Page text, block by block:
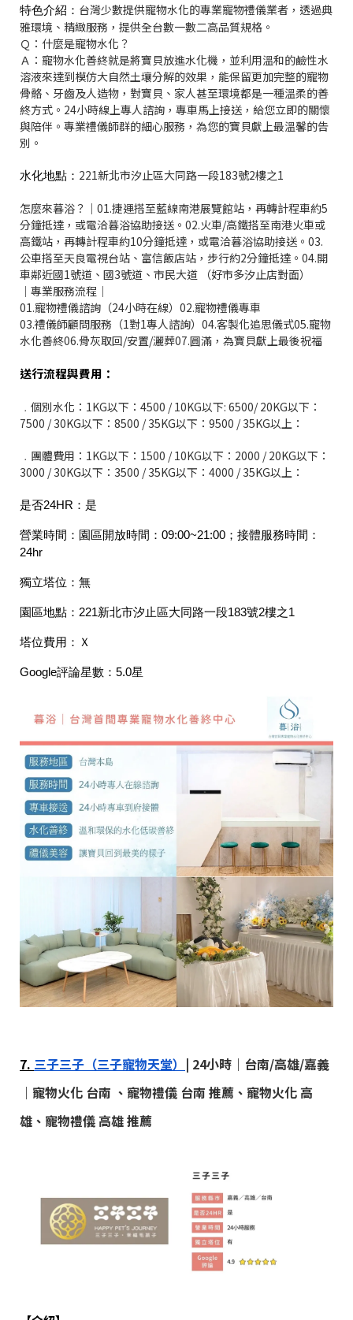
特色介紹： 台灣少數提供寵物水化的專業寵物禮儀業者，透過典
雅環境、精緻服務，提供全台數一數二高品質規格。
Ｑ：什麼是寵物水化？
Ａ：寵物水化善終就是將寶貝放進水化機，並利用溫和的鹼性水
溶液來達到模仿大自然土壤分解的效果，能保留更加完整的寵物
骨骼、牙齒及人造物，對寶貝、家人甚至環境都是一種溫柔的善
終方式。24小時線上專人諮詢，專車馬上接送，給您立即的關懷
與陪伴。專業禮儀師群的細心服務，為您的寶貝獻上最溫馨的告
別。
水化地點： 221新北市汐止區大同路一段183號2樓之1
怎麼來暮浴？｜01.捷運搭至藍線南港展覽館站，再轉計程車約5
分鐘抵達，或電洽暮浴協助接送。02.火車/高鐵搭至南港火車或
高鐵站，再轉計程車約10分鐘抵達，或電洽暮浴協助接送。03.
公車搭至天良電視台站、富信飯店站，步行約2分鐘抵達。04.開
車鄰近國1號道、國3號道、市民大道 （好市多汐止店對面）
｜專業服務流程｜
01.寵物禮儀諮詢（24小時在線）02.寵物禮儀專車
03.禮儀師顧問服務（1對1專人諮詢）04.客製化追思儀式05.寵物
水化善終06.骨灰取回/安置/灑葬07.圓滿，為寶貝獻上最後祝福
送行流程與費用：
﹒個別水化：1KG以下：4500 / 10KG以下: 6500/ 20KG以下：
7500 / 30KG以下：8500 / 35KG以下：9500 / 35KG以上：
﹒團體費用：1KG以下：1500 / 10KG以下：2000 / 20KG以下：
3000 / 30KG以下：3500 / 35KG以下：4000 / 35KG以上：
是否24HR：是
營業時間： 園區開放時間：09:00~21:00；接體服務時間：
24hr
獨立塔位：無
園區地點：221新北市汐止區大同路一段183號2樓之1
塔位費用：Ｘ
Google評論星數： 5.0星
7. 三子三子（三子寵物天堂） | 24小時｜台南/高雄/嘉義
｜寵物火化 台南 、寵物禮儀 台南 推薦、寵物火化 高
雄、寵物禮儀 高雄 推薦